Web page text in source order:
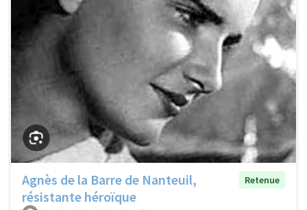
Agnès de la Barre de Nanteuil,
résistante héroïque
Retenue